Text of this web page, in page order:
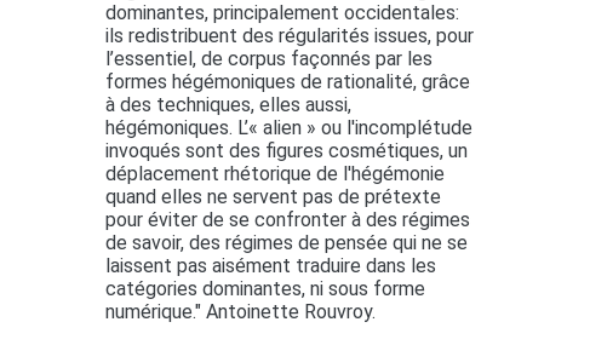
dominantes, principalement occidentales:
ils redistribuent des régularités issues, pour
l’essentiel, de corpus façonnés par les
formes hégémoniques de rationalité, grâce
à des techniques, elles aussi,
hégémoniques. L’« alien » ou l'incomplétude
invoqués sont des figures cosmétiques, un
déplacement rhétorique de l'hégémonie
quand elles ne servent pas de prétexte
pour éviter de se confronter à des régimes
de savoir, des régimes de pensée qui ne se
laissent pas aisément traduire dans les
catégories dominantes, ni sous forme
numérique." Antoinette Rouvroy.